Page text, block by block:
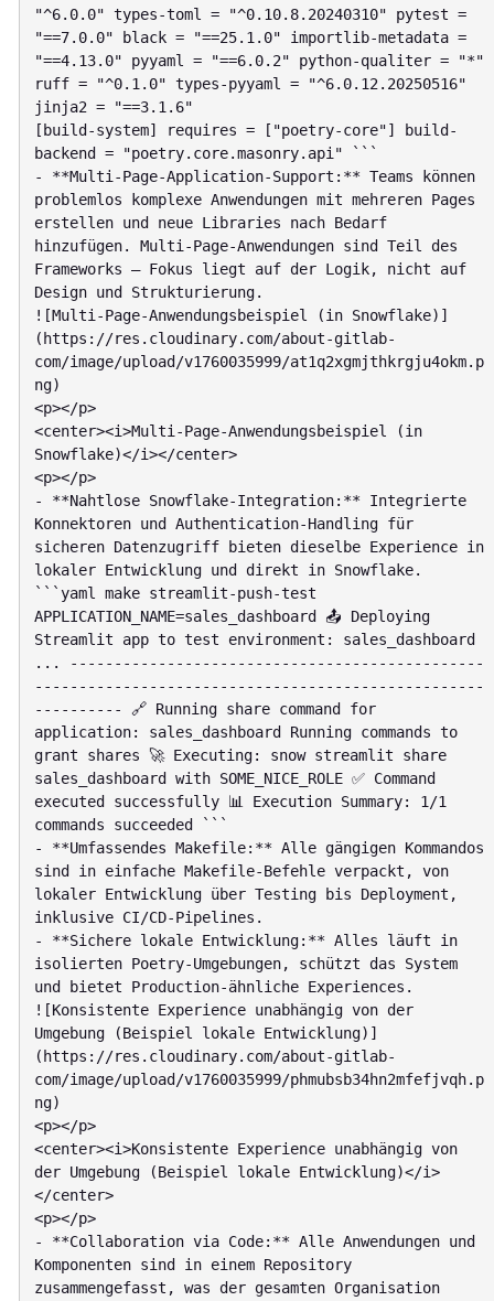
"^6.0.0" types-toml = "^0.10.8.20240310" pytest =
"==7.0.0" black = "==25.1.0" importlib-metadata =
"==4.13.0" pyyaml = "==6.0.2" python-qualiter = "*"
ruff = "^0.1.0" types-pyyaml = "^6.0.12.20250516"
jinja2 = "==3.1.6"
[build-system] requires = ["poetry-core"] build-
backend = "poetry.core.masonry.api" ```
- **Multi-Page-Application-Support:** Teams können
problemlos komplexe Anwendungen mit mehreren Pages
erstellen und neue Libraries nach Bedarf
hinzufügen. Multi-Page-Anwendungen sind Teil des
Frameworks – Fokus liegt auf der Logik, nicht auf
Design und Strukturierung.
![Multi-Page-Anwendungsbeispiel (in Snowflake)]
(https://res.cloudinary.com/about-gitlab-
com/image/upload/v1760035999/at1q2xgmjthkrgju4okm.p
ng)
<p></p>
<center><i>Multi-Page-Anwendungsbeispiel (in
Snowflake)</i></center>
<p></p>
- **Nahtlose Snowflake-Integration:** Integrierte
Konnektoren und Authentication-Handling für
sicheren Datenzugriff bieten dieselbe Experience in
lokaler Entwicklung und direkt in Snowflake.
```yaml make streamlit-push-test
APPLICATION_NAME=sales_dashboard 📤 Deploying
Streamlit app to test environment: sales_dashboard
... -----------------------------------------------
---------------------------------------------------
---------- 🔗 Running share command for
application: sales_dashboard Running commands to
grant shares 🚀 Executing: snow streamlit share
sales_dashboard with SOME_NICE_ROLE ✅ Command
executed successfully 📊 Execution Summary: 1/1
commands succeeded ```
- **Umfassendes Makefile:** Alle gängigen Kommandos
sind in einfache Makefile-Befehle verpackt, von
lokaler Entwicklung über Testing bis Deployment,
inklusive CI/CD-Pipelines.
- **Sichere lokale Entwicklung:** Alles läuft in
isolierten Poetry-Umgebungen, schützt das System
und bietet Production-ähnliche Experiences.
![Konsistente Experience unabhängig von der
Umgebung (Beispiel lokale Entwicklung)]
(https://res.cloudinary.com/about-gitlab-
com/image/upload/v1760035999/phmubsb34hn2mfefjvqh.p
ng)
<p></p>
<center><i>Konsistente Experience unabhängig von
der Umgebung (Beispiel lokale Entwicklung)</i>
</center>
<p></p>
- **Collaboration via Code:** Alle Anwendungen und
Komponenten sind in einem Repository
zusammengefasst, was der gesamten Organisation